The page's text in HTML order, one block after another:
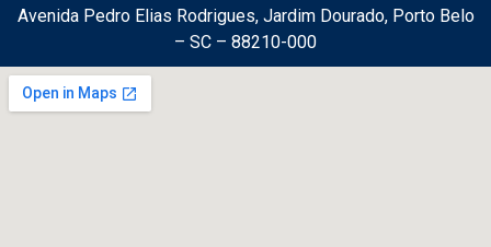
Avenida Pedro Elias Rodrigues, Jardim Dourado, Porto Belo
– SC – 88210-000